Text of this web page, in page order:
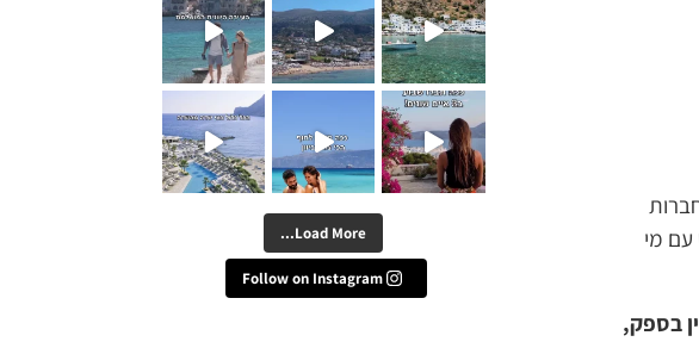
מי
בספק,
אוהבים מלונות הכל כלול? זה ב
Load More...
Follow on Instagram